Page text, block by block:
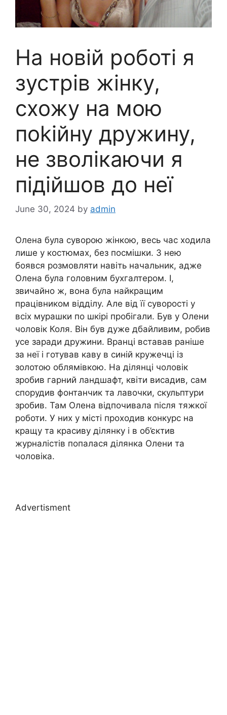
На новій роботі я
зустрів жінку,
схожу на мою
поkійну дружину,
не зволiкаючи я
підійшов до неї
June 30, 2024 by admin
Олена була суворою жінкою, весь час ходила
лише у костюмах, без посмішки. З нею
боявся розмовляти навіть начальник, адже
Олена була головним бухгалтером. І,
звичайно ж, вона була найкращим
працівником відділу. Але від її суворості у
всіх мурашки по шкiрі пробігали. Був у Олени
чоловік Коля. Він був дуже дбайливим, робив
усе заради дружини. Вранці вставав раніше
за неї і готував каву в синій кружечці із
золотою облямівкою. На ділянці чоловік
зробив гарний ландшафт, квіти висадив, сам
спорудив фонтанчик та лавочки, скульптури
зробив. Там Олена відпочивала після тяжкої
роботи. У них у місті проходив конкурс на
кращу та красиву ділянку і в об’єктив
журналістів попалася ділянка Олени та
чоловіка.
Advertisment